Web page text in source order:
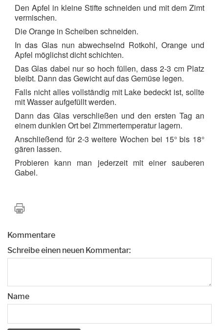
Den Apfel in kleine Stifte schneiden und mit dem Zimt
vermischen.
Die Orange in Scheiben schneiden.
In das Glas nun abwechselnd Rotkohl, Orange und
Apfel möglichst dicht schichten.
Das Glas dabei nur so hoch füllen, dass 2-3 cm Platz
bleibt. Dann das Gewicht auf das Gemüse legen.
Falls nicht alles vollständig mit Lake bedeckt ist, sollte
mit Wasser aufgefüllt werden.
Dann das Glas verschließen und den ersten Tag an
einem dunklen Ort bei Zimmertemperatur lagern.
Anschließend für 2-3 weitere Wochen bei 15° bis 18°
gären lassen.
Probieren kann man jederzeit mit einer sauberen
Gabel.
Kommentare
Schreibe einen neuen Kommentar:
Name